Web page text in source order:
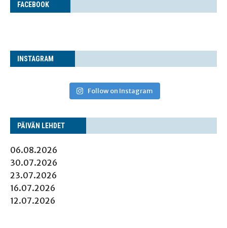
FACE­BOOK
INS­TA­GRAM
Follow on Instagram
PÄI­VÄN LEHDET
06.08.2026
30.07.2026
23.07.2026
16.07.2026
12.07.2026